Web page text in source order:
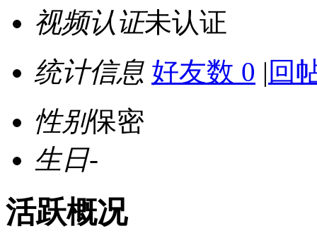
视频认证未认证
统计信息 好友数 0 | 回
性别保密
生日-
活跃概况